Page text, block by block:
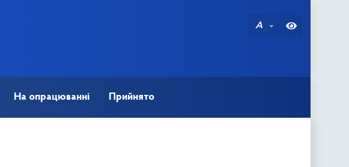
A
На опрацюванні Прийнято